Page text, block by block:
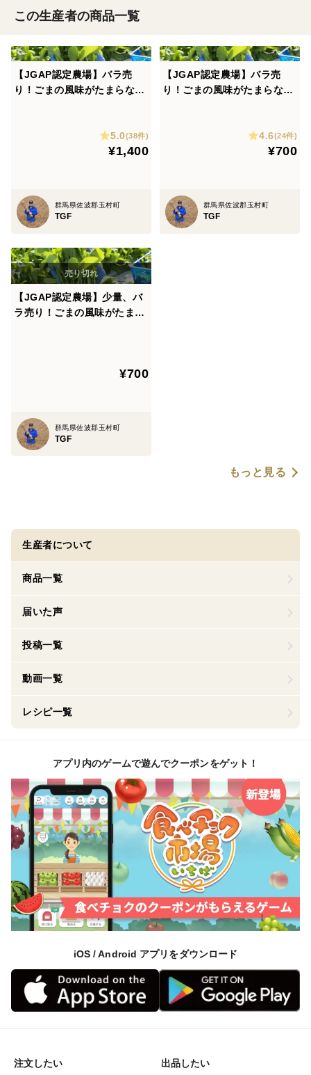
この生産者の商品一覧
【JGAP認定農場】バラ売
り！ごまの風味がたまらな
5.0(38件)
¥1,400
群馬県佐波郡玉村町
TGF
【JGAP認定農場】バラ売
り！ごまの風味がたまらな
4.6(24件)
¥700
群馬県佐波郡玉村町
TGF
【JGAP認定農場】少量、バ
ラ売り！ごまの風味がたまら
¥700
群馬県佐波郡玉村町
TGF
もっと見る
生産者について
商品一覧
届いた声
投稿一覧
動画一覧
レシピ一覧
アプリ内のゲームで遊んでクーポンをゲット！
iOS / Android アプリをダウンロード
注文したい 出品したい